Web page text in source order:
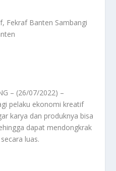
– (26/07/2022) –
pelaku ekonomi kreatif
karya dan produknya bisa
dapat mendongkrak
luas.